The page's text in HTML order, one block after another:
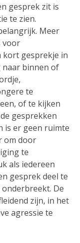
gesprek zit is
te zien.
Meer
voor
kort gesprekje in
naar binnen of
te
of te kijken
gesprekken
is er geen ruimte
om door
te
als iedereen
gesprek deel te
De
zijn, in het
agressie te